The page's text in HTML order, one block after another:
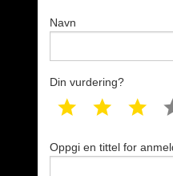
Navn
Din vurdering?
1 star 2 star 3
Oppgi en tittel for